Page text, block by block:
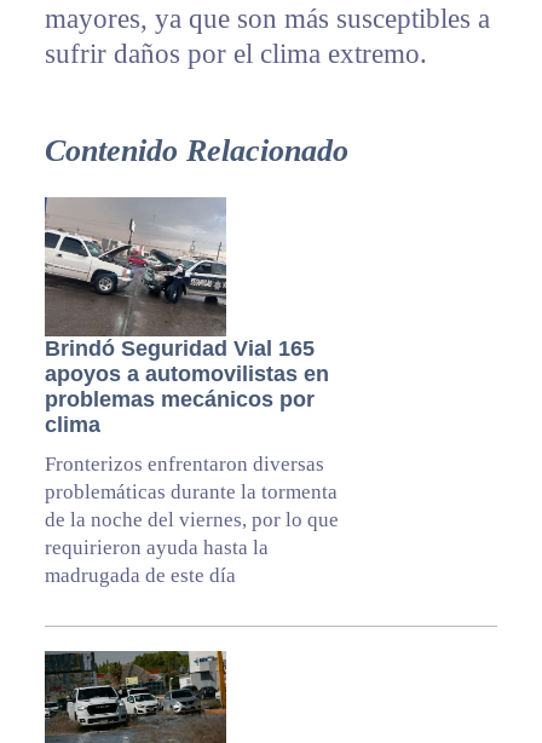
mayores, ya que son más susceptibles a
sufrir daños por el clima extremo.
Contenido Relacionado
Brindó Seguridad Vial 165
apoyos a automovilistas en
problemas mecánicos por
clima
Fronterizos enfrentaron diversas
problemáticas durante la tormenta
de la noche del viernes, por lo que
requirieron ayuda hasta la
madrugada de este día